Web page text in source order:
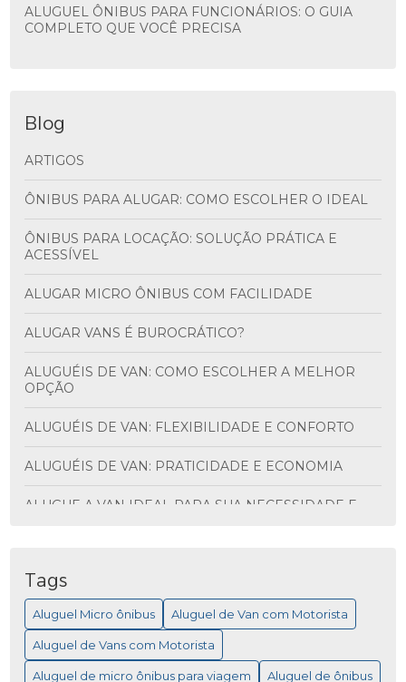
ALUGUEL ÔNIBUS PARA FUNCIONÁRIOS: O GUIA
COMPLETO QUE VOCÊ PRECISA
Blog
ARTIGOS
ÔNIBUS PARA ALUGAR: COMO ESCOLHER O IDEAL
ÔNIBUS PARA LOCAÇÃO: SOLUÇÃO PRÁTICA E
ACESSÍVEL
ALUGAR MICRO ÔNIBUS COM FACILIDADE
ALUGAR VANS É BUROCRÁTICO?
ALUGUÉIS DE VAN: COMO ESCOLHER A MELHOR
OPÇÃO
ALUGUÉIS DE VAN: FLEXIBILIDADE E CONFORTO
ALUGUÉIS DE VAN: PRATICIDADE E ECONOMIA
ALUGUE A VAN IDEAL PARA SUA NECESSIDADE E
PRATICIDADE
ALUGUEL DE MICRO ÔNIBUS PARA EVENTOS
ALUGUEL DE MICRO ÔNIBUS: COMO ESCOLHER A
MELHOR OPÇÃO PARA SUA VIAGEM
Tags
Aluguel Micro ônibus Aluguel de Van com Motorista
Aluguel de Vans com Motorista
Aluguel de micro ônibus para viagem Aluguel de ônibus